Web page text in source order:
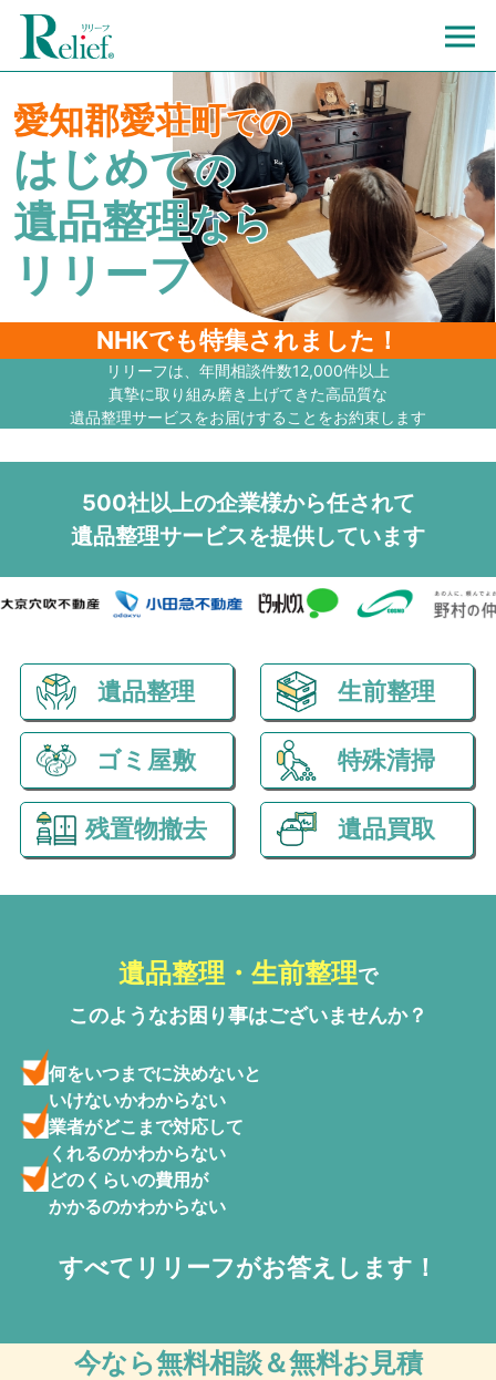
愛知郡愛荘町での
はじめての
遺品整理なら
リリーフ
NHKでも特集されました！
リリーフは、年間相談件数12,000件以上
真摯に取り組み磨き上げてきた高品質な
遺品整理サービスをお届けすることをお約束します
500社以上の企業様から任されて
遺品整理サービスを提供しています
遺品整理 生前整理
ゴミ屋敷 特殊清掃
残置物撤去 遺品買取
遺品整理・生前整理で
このようなお困り事はございませんか？
何をいつまでに決めないと
いけないかわからない
業者がどこまで対応して
くれるのかわからない
どのくらいの費用が
かかるのかわからない
すべてリリーフがお答えします！
今なら無料相談＆無料お見積